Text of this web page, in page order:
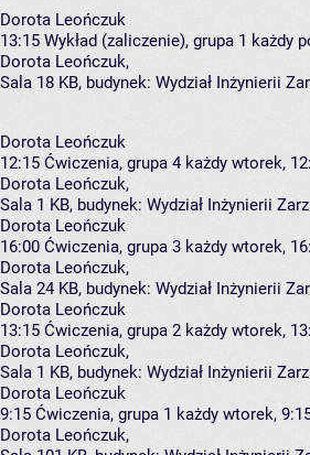
Dorota Leończuk
13:15 Wykład (zaliczenie), grupa 1 każdy
Dorota Leończuk,
Sala 18 KB, budynek: Wydział Inżynierii
Dorota Leończuk
12:15 Ćwiczenia, grupa 4 każdy wtorek,
Dorota Leończuk,
Sala 1 KB, budynek: Wydział Inżynierii
Dorota Leończuk
16:00 Ćwiczenia, grupa 3 każdy wtorek,
Dorota Leończuk,
Sala 24 KB, budynek: Wydział Inżynierii
Dorota Leończuk
13:15 Ćwiczenia, grupa 2 każdy wtorek,
Dorota Leończuk,
Sala 1 KB, budynek: Wydział Inżynierii
Dorota Leończuk
9:15 Ćwiczenia, grupa 1 każdy wtorek,
Dorota Leończuk,